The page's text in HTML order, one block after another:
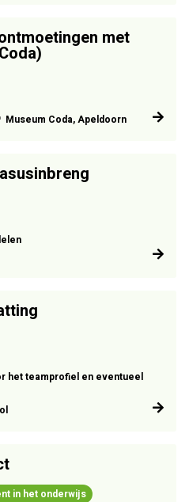
met
Museum Coda, Apeldoorn
het teamprofiel en eventueel
in het onderwijs